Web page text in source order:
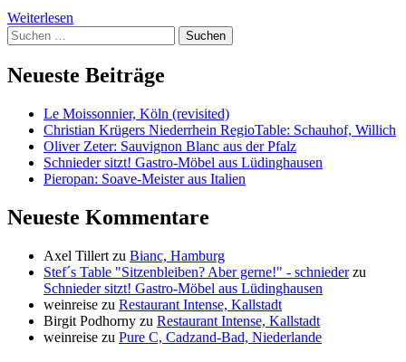
Weiterlesen
Suchen
nach:
Neueste Beiträge
Le Moissonnier, Köln (revisited)
Christian Krügers Niederrhein RegioTable: Schauhof, Willich
Oliver Zeter: Sauvignon Blanc aus der Pfalz
Schnieder sitzt! Gastro-Möbel aus Lüdinghausen
Pieropan: Soave-Meister aus Italien
Neueste Kommentare
Axel Tillert zu Bianc, Hamburg
Stef´s Table "Sitzenbleiben? Aber gerne!" - schniederzu
Schnieder sitzt! Gastro-Möbel aus Lüdinghausen
weinreise zu Restaurant Intense, Kallstadt
Birgit Podhorny zu Restaurant Intense, Kallstadt
weinreise zu Pure C, Cadzand-Bad, Niederlande